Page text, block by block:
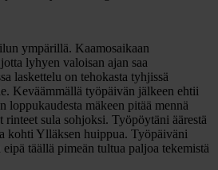
ympärillä. Kaamosaikaan
lyhyen valoisan ajan saa
laskettelu on tehokasta tyhjissä
Keväämmällä työpäivän jälkeen ehtii
loppukaudesta mäkeen pitää mennä
rinteet sula sohjoksi. Työpöytäni äärestä
kohti Ylläksen huippua. Työpäiväni
täällä pimeän tultua paljoa tekemistä